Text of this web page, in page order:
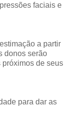
faciais e
a partir
donos serão
próximos de seus
para dar as